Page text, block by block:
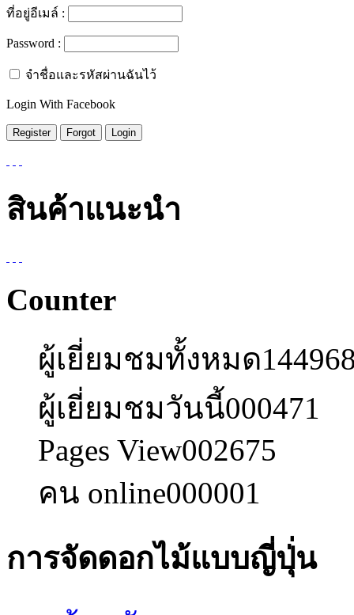
ที่อยู่อีเมล์ :
Password :
จำชื่อและรหัสผ่านฉันไว้
Login With Facebook
สินค้าแนะนำ
Counter
ผู้เยี่ยมชมทั้งหมด
ผู้เยี่ยมชมวันนี้000471
Pages View002675
คน online000001
การจัดดอกไม้แบบญี่ปุ่่น